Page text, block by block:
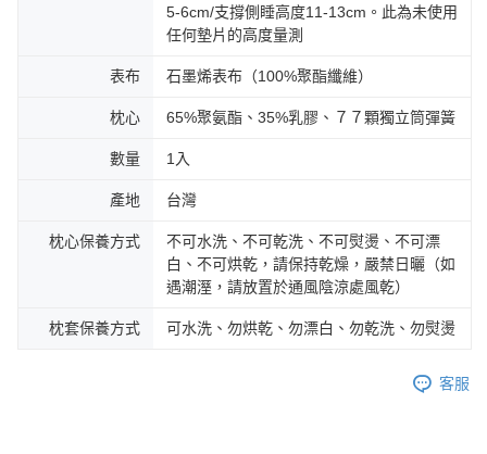
5-6cm/支撐側睡高度11-13cm。此為未使用
任何墊片的高度量測
表布 石墨烯表布（100%聚酯纖維）
枕心 65%聚氨酯、35%乳膠、７７顆獨立筒彈簧
數量 1入
產地 台灣
枕心保養方式
不可水洗、不可乾洗、不可熨燙、不可漂
白、不可烘乾，請保持乾燥，嚴禁日曬（如
遇潮溼，請放置於通風陰涼處風乾）
枕套保養方式 可水洗、勿烘乾、勿漂白、勿乾洗、勿熨燙
客服